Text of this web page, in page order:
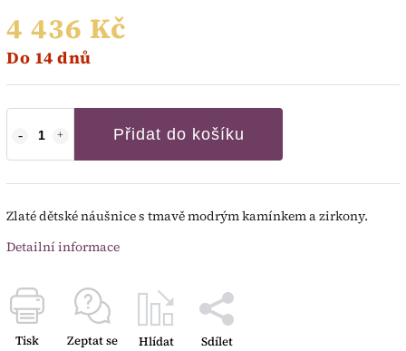
4 436 Kč
Do 14 dnů
Přidat do košíku
Zlaté dětské náušnice s tmavě modrým kamínkem a zirkony.
Detailní informace
Tisk Zeptat se Hlídat Sdílet